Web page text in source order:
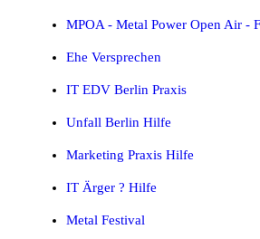
MPOA - Metal Power Open Air -
Ehe Versprechen
IT EDV Berlin Praxis
Unfall Berlin Hilfe
Marketing Praxis Hilfe
IT Ärger ? Hilfe
Metal Festival